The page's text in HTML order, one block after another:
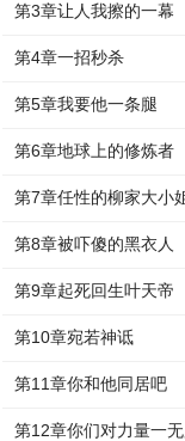
第3章让人我擦的一幕
第4章一招秒杀
第5章我要他一条腿
第6章地球上的修炼者
第7章任性的柳家大小
第8章被吓傻的黑衣人
第9章起死回生叶天帝
第10章宛若神诋
第11章你和他同居吧
第12章你们对力量一